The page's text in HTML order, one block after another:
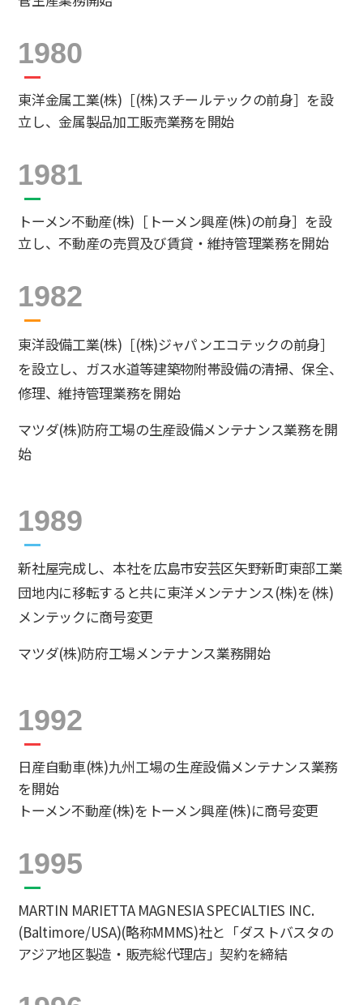
1980
東洋金属工業(株)［(株)スチールテックの前身］を設
立し、金属製品加工販売業務を開始
1981
トーメン不動産(株)［トーメン興産(株)の前身］を設
立し、不動産の売買及び賃貸・維持管理業務を開始
1982
東洋設備工業(株)［(株)ジャパンエコテックの前身］
を設立し、ガス水道等建築物附帯設備の清掃、保全、
修理、維持管理業務を開始
マツダ(株)防府工場の生産設備メンテナンス業務を開
始
1989
新社屋完成し、本社を広島市安芸区矢野新町東部工業
団地内に移転すると共に東洋メンテナンス(株)を(株)
メンテックに商号変更
マツダ(株)防府工場メンテナンス業務開始
1992
日産自動車(株)九州工場の生産設備メンテナンス業務
を開始
トーメン不動産(株)をトーメン興産(株)に商号変更
1995
MARTIN MARIETTA MAGNESIA SPECIALTIES INC.
(Baltimore/USA)(略称MMMS)社と「ダストバスタの
アジア地区製造・販売総代理店」契約を締結